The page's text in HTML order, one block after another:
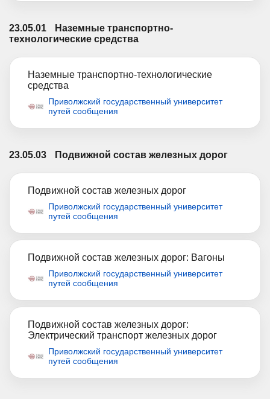
23.05.01
Наземные транспортно-
технологические средства
Наземные транспортно-технологические
средства
Приволжский государственный университет
путей сообщения
23.05.03 Подвижной состав железных дорог
Подвижной состав железных дорог
Приволжский государственный университет
путей сообщения
Подвижной состав железных дорог: Вагоны
Приволжский государственный университет
путей сообщения
Подвижной состав железных дорог:
Электрический транспорт железных дорог
Приволжский государственный университет
путей сообщения